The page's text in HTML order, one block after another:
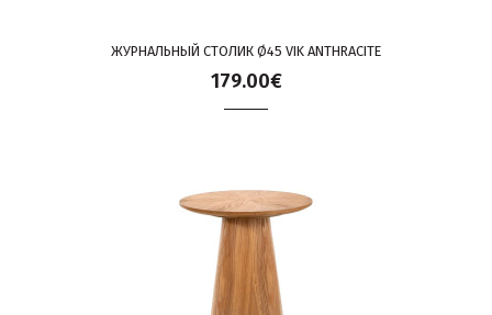
ЖУРНАЛЬНЫЙ СТОЛИК Ø45 VIK ANTHRACITE
179.00€